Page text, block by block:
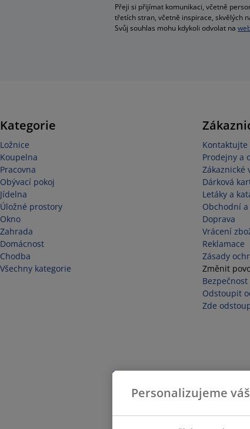
Přeji si přijímat komunikaci, včetně
třetích stran, včetně inspirace, skvělých
Svůj souhlas mohu kdykoli odvolat na
Kategorie
Ložnice
Koupelna
Pracovna
Obývací pokoj
Jídelna
Úložné prostory
Okno
Zahrada
Domácnost
Chodba
Všechny kategorie
Kontaktujte
Prodejny a
Zákaznické
Dárková
Letáky a
Obchodní
Doprava
Vrácení
Reklamace
Zásady
Změnit
Bezpečnost
Odstoupit
Zde
Personalizujeme